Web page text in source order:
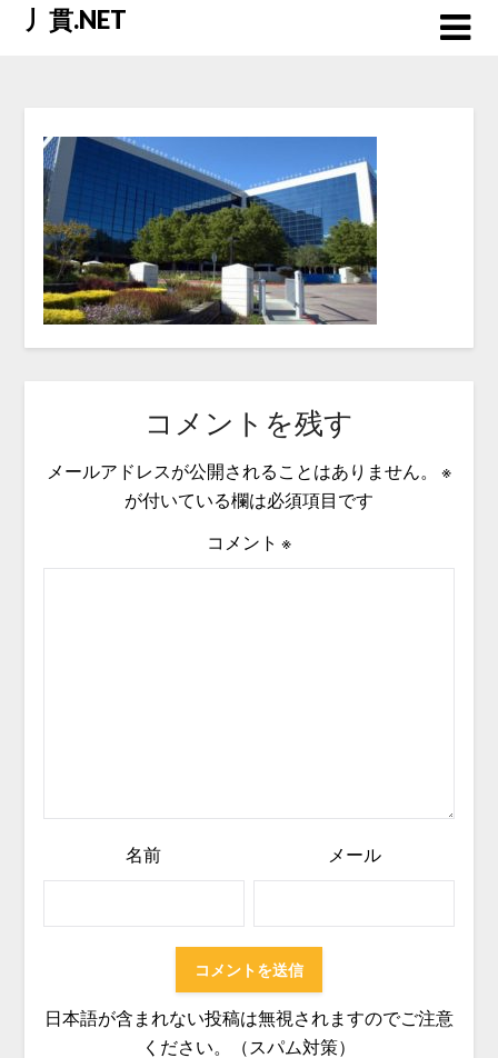
Skip丿貫.NET
コメントを残す
メールアドレスが公開されることはありません。
※
が付いている欄は必須項目です
コメント ※
名前 メール
日本語が含まれない投稿は無視されますのでご注意
ください。（スパム対策）